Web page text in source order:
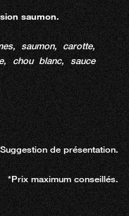
saumon.
saumon, carotte,
chou blanc, sauce
Suggestion de présentation.
*Prix maximum conseillés.